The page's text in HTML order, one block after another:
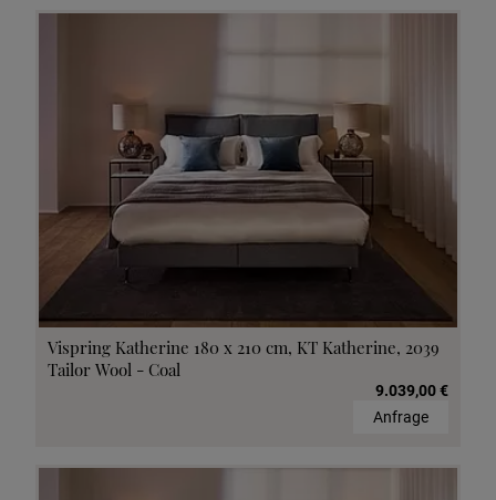
Vispring Katherine 180 x 210 cm, KT Katherine, 2039
Tailor Wool - Coal
9.039,00 €
Anfrage